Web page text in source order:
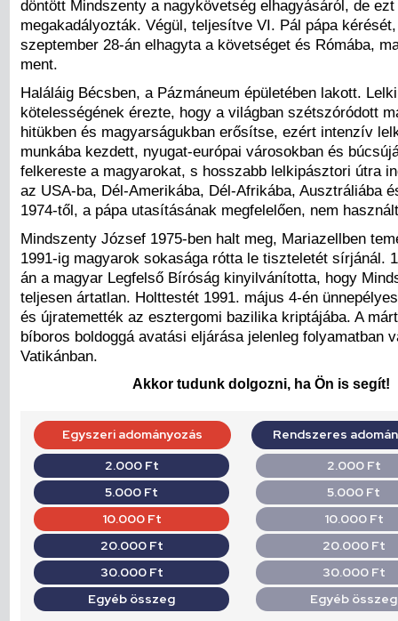
döntött Mindszenty a nagykövetség elhagyásáról, de
megakadályozták. Végül, teljesítve VI. Pál pápa
szeptember 28-án elhagyta a követséget és Rómába,
ment.
Haláláig Bécsben, a Pázmáneum épületében lakott.
kötelességének érezte, hogy a világban szétszóródott
hitükben és magyarságukban erősítse, ezért intenzív
munkába kezdett, nyugat-európai városokban és
felkereste a magyarokat, s hosszabb lelkipásztori útra
az USA-ba, Dél-Amerikába, Dél-Afrikába, Ausztráliába
1974-től, a pápa utasításának megfelelően, nem
Mindszenty József 1975-ben halt meg, Mariazellben
1991-ig magyarok sokasága rótta le tiszteletét sírjánál.
án a magyar Legfelső Bíróság kinyilvánította, hogy
teljesen ártatlan. Holttestét 1991. május 4-én
és újratemették az esztergomi bazilika kriptájába. A
bíboros boldoggá avatási eljárása jelenleg folyamatban
Vatikánban.
Akkor tudunk dolgozni, ha Ön is segít!